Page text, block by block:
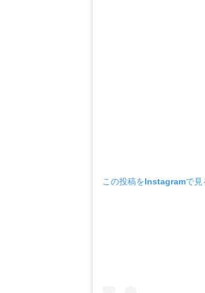
この投稿をInstagramで見